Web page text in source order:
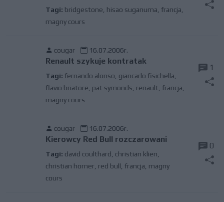
Tagi: bridgestone hisao suganuma francja
magny cours
cougar 16.07.2006r.
Renault szykuje kontratak
Tagi: fernando alonso giancarlo fisichella
flavio briatore pat symonds renault francja
magny cours
1
cougar 16.07.2006r.
Kierowcy Red Bull rozczarowani
Tagi: david coulthard christian klien
christian horner red bull francja magny
cours
0